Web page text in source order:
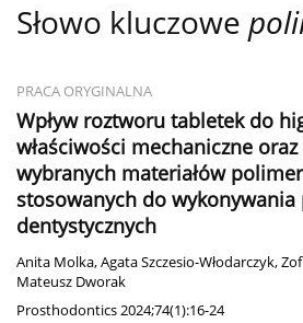
Słowo kluczowe
PRACA ORYGINALNA
Wpływ roztworu tabletek do
właściwości mechaniczne
wybranych materiałów
stosowanych do wykonywania
dentystycznych
Anita Molka,Agata Szczesio-Włodarczyk,
Mateusz Dworak
Prosthodontics 2024;74(1):16-24